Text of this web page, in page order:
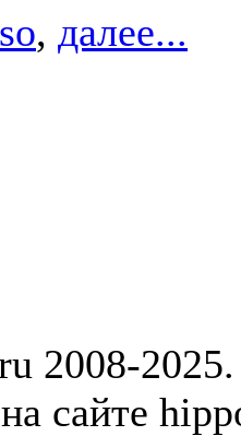
, далее...
2008-
сайте